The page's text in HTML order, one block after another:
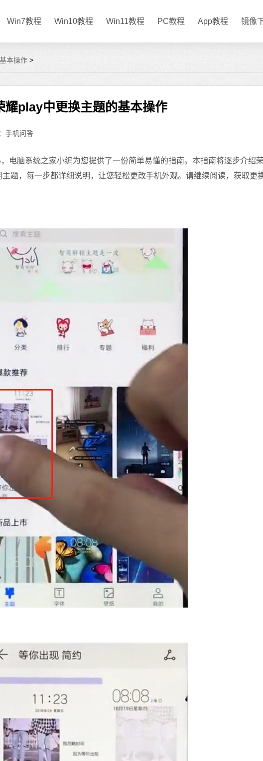
Win7教程 Win10教程 Win11教程 PC教程 App教程 镜像
本操作 >
耀play中更换主题的基本操作
手机问答
脑系统之家小编为您提供了一份简单易懂的指南。本指南将逐步介绍
题，每一步都详细说明，让您轻松更改手机外观。请继续阅读，获取更